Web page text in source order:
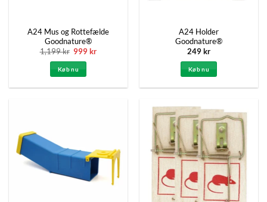
A24 Mus og Rottefælde
Goodnature®
1,199kr Den
pris
var:
1,199 kr.
999krDen
Køb nu
A24 Holder
Goodnature®
249kr
Køb nu